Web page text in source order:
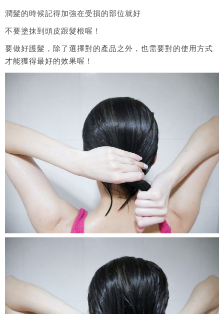
潤髮的時候記得加強在受損的部位就好
不要塗抹到頭皮跟髮根喔！
要做好護髮，除了選擇對的產品之外，也需要對的使用方式
才能獲得最好的效果喔！